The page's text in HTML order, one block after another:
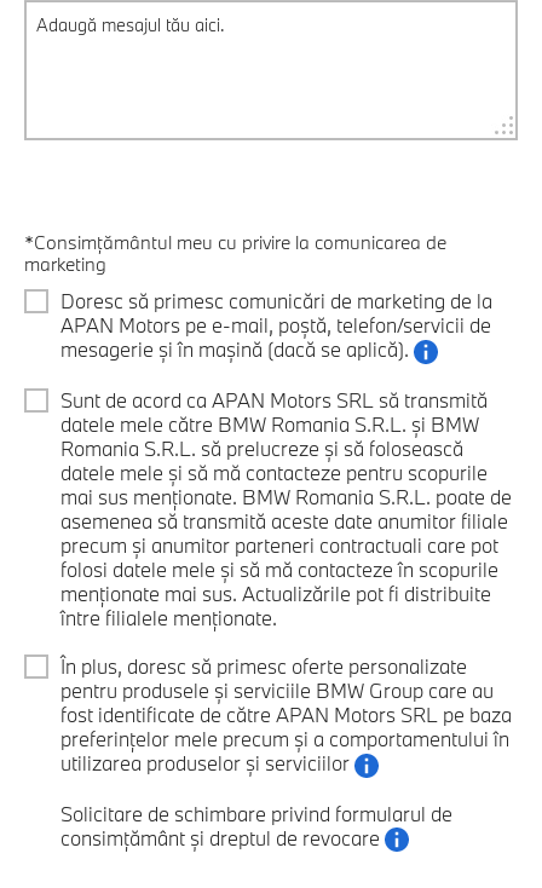
*Consimțământul meu cu privire la comunicarea de
marketing
Doresc să primesc comunicări de marketing de la
APAN Motors pe e-mail, poștă, telefon/servicii de
mesagerie și în mașină (dacă se aplică).
Sunt de acord ca APAN Motors SRL să transmită
datele mele către BMW Romania S.R.L. și BMW
Romania S.R.L. să prelucreze și să folosească
datele mele și să mă contacteze pentru scopurile
mai sus menționate. BMW Romania S.R.L. poate de
asemenea să transmită aceste date anumitor filiale
precum și anumitor parteneri contractuali care pot
folosi datele mele și să mă contacteze în scopurile
menționate mai sus. Actualizările pot fi distribuite
între filialele menționate.
În plus, doresc să primesc oferte personalizate
pentru produsele și serviciile BMW Group care au
fost identificate de către APAN Motors SRL pe baza
preferințelor mele precum și a comportamentului în
utilizarea produselor și serviciilor
Solicitare de schimbare privind formularul de
consimțământ și dreptul de revocare